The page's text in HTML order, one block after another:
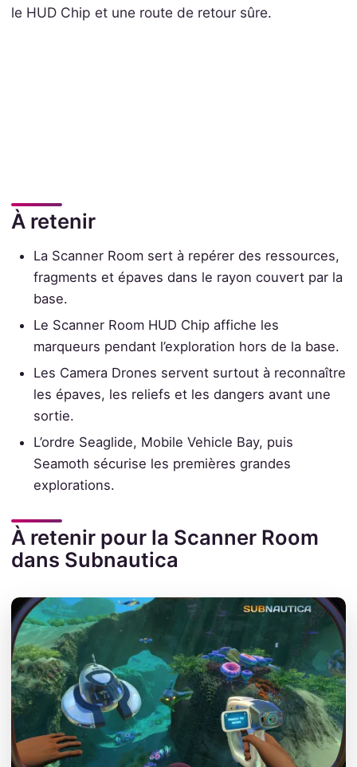
le HUD Chip et une route de retour sûre.
À retenir
La Scanner Room sert à repérer des ressources,
fragments et épaves dans le rayon couvert par la
base.
Le Scanner Room HUD Chip affiche les
marqueurs pendant l’exploration hors de la base.
Les Camera Drones servent surtout à reconnaître
les épaves, les reliefs et les dangers avant une
sortie.
L’ordre Seaglide, Mobile Vehicle Bay, puis
Seamoth sécurise les premières grandes
explorations.
À retenir pour la Scanner Room
dans Subnautica